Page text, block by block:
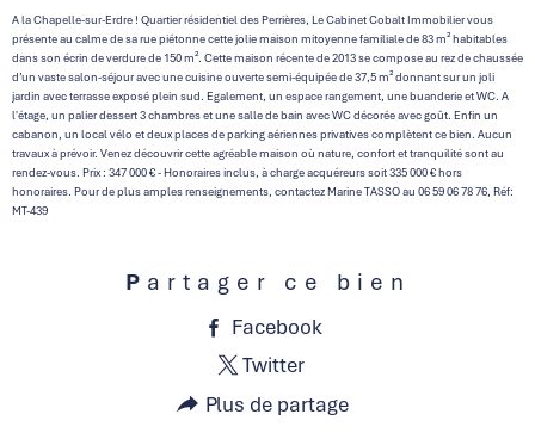
A la Chapelle-sur-Erdre ! Quartier résidentiel des Perrières, Le Cabinet Cobalt Immobilier vous
présente au calme de sa rue piétonne cette jolie maison mitoyenne familiale de 83 m² habitables
dans son écrin de verdure de 150m². Cette maison récente de 2013 se compose au rez de chaussée
d’un vaste salon-séjour avec une cuisine ouverte semi-équipéede 37,5 m² donnant sur un joli
jardin avec terrasse exposé plein sud. Egalement, un espace rangement, une buanderie et WC. A
l'étage, un palier dessert 3 chambres et une salle de bain avec WC décorée avec goût. Enfin un
cabanon, un local vélo et deux places de parking aériennes privatives complètent ce bien. Aucun
travaux à prévoir. Venez découvrir cette agréable maison où nature, confort et tranquilité sont au
rendez-vous. Prix : 347 000 € - Honoraires inclus, à charge acquéreurs soit 335 000 € hors
honoraires. Pour de plus amples renseignements, contactez Marine TASSO au 06 59 06 78 76, Réf:
MT-439
Partager ce bien
Facebook
Twitter
Plus de partage